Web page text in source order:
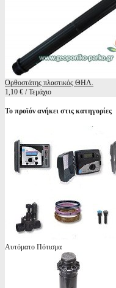
Ορθοστάτης πλαστικός ΘΗΛ.
1,10 € / Τεμάχιο
Το προϊόν ανήκει στις κατηγορίες
Αυτόματο Πότισμα